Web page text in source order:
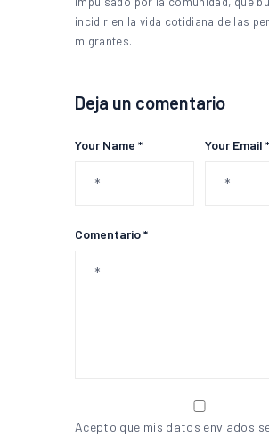
incidir en la vida cotidiana de las
migrantes.
Deja un comentario
Your Name * Your Email *
Comentario *
Acepto que mis datos enviados